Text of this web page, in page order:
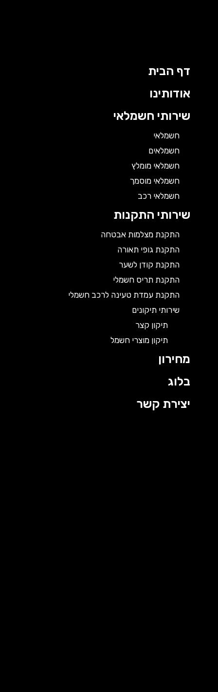
דף הבית
אודותינו
שירותי חשמלאי
חשמלאי
חשמלאים
חשמלאי מומלץ
חשמלאי מוסמך
חשמלאי רכב
שירותי התקנות
התקנת מצלמות אבטחה
התקנת גופי תאורה
התקנת קודן לשער
התקנת תריס חשמלי
התקנת עמדת טעינה לרכב חשמלי
שירותי תיקונים
תיקון קצר
תיקון מוצרי חשמל
מחירון
בלוג
יצירת קשר